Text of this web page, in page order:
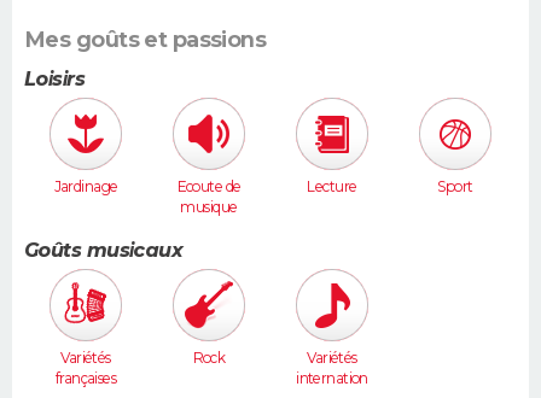
Mes goûts et passions
Loisirs
Jardinage
Ecoute de
musique
Lecture Sport
Goûts musicaux
Variétés
françaises
Rock
Variétés
internation